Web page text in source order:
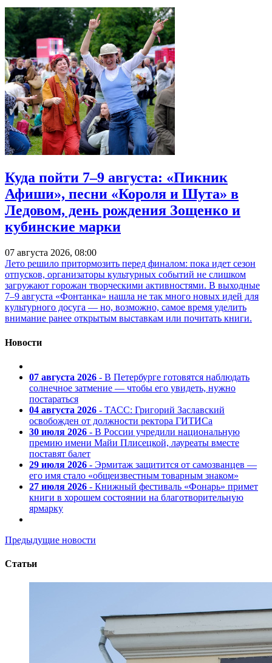
Куда пойти 7–9 августа: «Пикник
Афиши», песни «Короля и Шута» в
Ледовом, день рождения Зощенко и
кубинские марки
07 августа 2026, 08:00
Лето решило притормозить перед финалом: пока идет сезон
отпусков, организаторы культурных событий не слишком
загружают горожан творческими активностями. В выходные
7–9 августа «Фонтанка» нашла не так много новых идей для
культурного досуга — но, возможно, самое время уделить
внимание ранее открытым выставкам или почитать книги.
Новости
07 августа 2026 - В Петербурге готовятся наблюдать
солнечное затмение — чтобы его увидеть, нужно
постараться
04 августа 2026 - ТАСС: Григорий Заславский
освобожден от должности ректора ГИТИСа
30 июля 2026 - В России учредили национальную
премию имени Майи Плисецкой, лауреаты вместе
поставят балет
29 июля 2026 - Эрмитаж защитится от самозванцев —
его имя стало «общеизвестным товарным знаком»
27 июля 2026 - Книжный фестиваль «Фонарь» примет
книги в хорошем состоянии на благотворительную
ярмарку
Предыдущие новости
Статьи